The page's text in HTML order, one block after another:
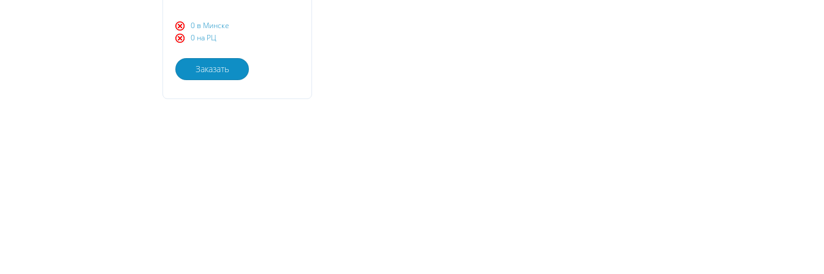
0 в Минске
0 на РЦ
Заказать